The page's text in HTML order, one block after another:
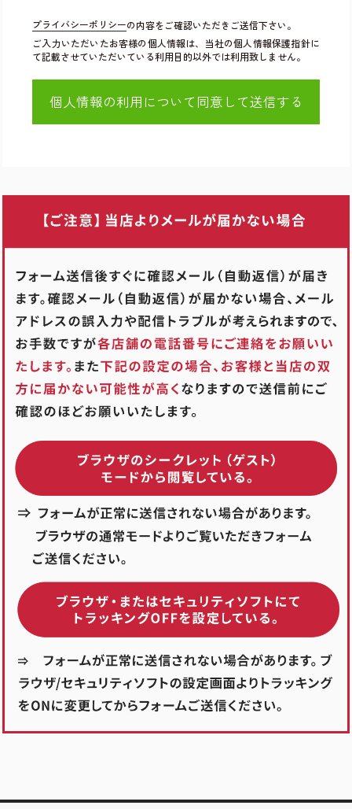
プライバシーポリシーの内容をご確認いただきご送信下さい。
ご入力いただいたお客様の個人情報は、当社の個人情報保護指針に
て記載させていただいている利用目的以外では利用致しません。